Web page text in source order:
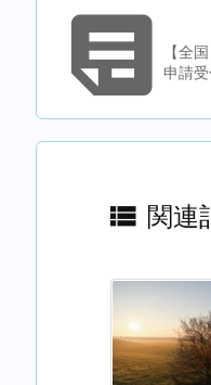
 【全
申請
 関連